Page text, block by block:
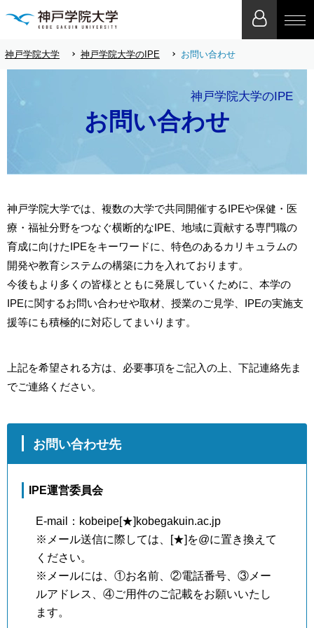
神戸学院大学 神戸学院大学のIPE お問い合わせ
神戸学院大学のIPE
お問い合わせ
神戸学院大学では、複数の大学で共同開催するIPEや保健・医
療・福祉分野をつなぐ横断的なIPE、地域に貢献する専門職の
育成に向けたIPEをキーワードに、特色のあるカリキュラムの
開発や教育システムの構築に力を入れております。
今後もより多くの皆様とともに発展していくために、本学の
IPEに関するお問い合わせや取材、授業のご見学、IPEの実施支
援等にも積極的に対応してまいります。
上記を希望される方は、必要事項をご記入の上、下記連絡先ま
でご連絡ください。
お問い合わせ先
IPE運営委員会
E-mail：kobeipe[★]kobegakuin.ac.jp
※メール送信に際しては、[★]を@に置き換えて
ください。
※メールには、①お名前、②電話番号、③メー
ルアドレス、④ご用件のご記載をお願いいたし
ます。